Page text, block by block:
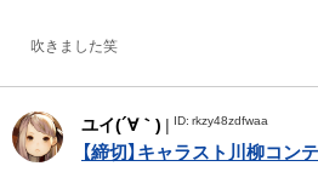
吹きました笑
ユイ(´∀｀) | ID: rkzy48zdfwaa
【締切】キャラスト川柳コン